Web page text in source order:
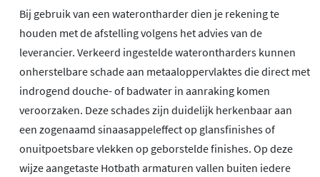
Bij gebruik van een waterontharder dien je rekening te
houden met de afstelling volgens het advies van de
leverancier. Verkeerd ingestelde waterontharders kunnen
onherstelbare schade aan metaaloppervlaktes die direct met
indrogend douche- of badwater in aanraking komen
veroorzaken. Deze schades zijn duidelijk herkenbaar aan
een zogenaamd sinaasappeleffect op glansfinishes of
onuitpoetsbare vlekken op geborstelde finishes. Op deze
wijze aangetaste Hotbath armaturen vallen buiten iedere